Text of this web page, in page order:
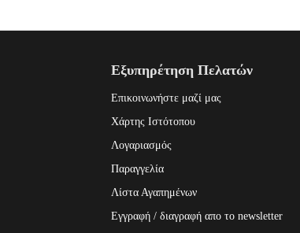
Εξυπηρέτηση Πελατών
Επικοινωνήστε μαζί μας
Χάρτης Ιστότοπου
Λογαριασμός
Παραγγελία
Λίστα Αγαπημένων
Εγγραφή / διαγραφή απο το newsletter